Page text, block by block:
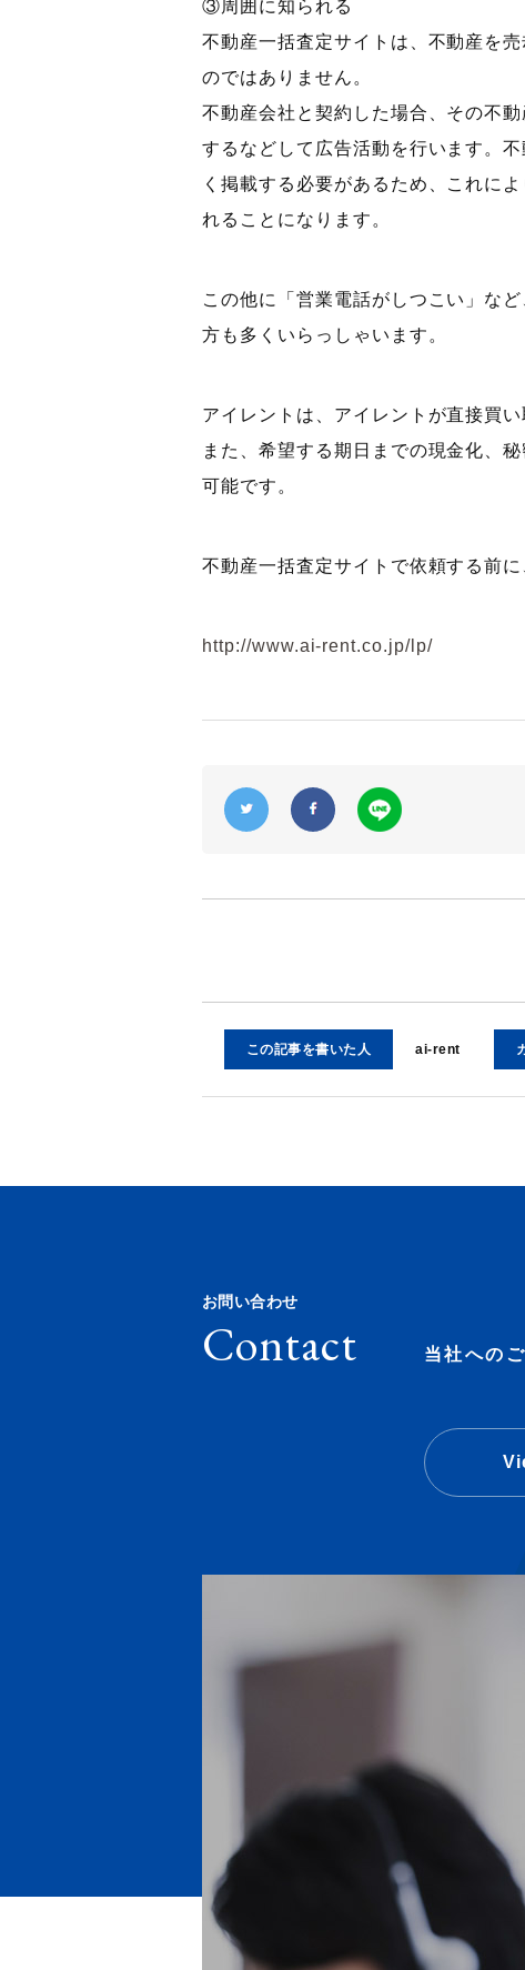
③周囲に知られる
不動産一括査定サイトは、不動産を
のではありません。
不動産会社と契約した場合、その不
するなどして広告活動を行います。
く掲載する必要があるため、これに
れることになります。
この他に「営業電話がしつこい」な
方も多くいらっしゃいます。
アイレントは、アイレントが直接買
また、希望する期日までの現金化、
可能です。
不動産一括査定サイトで依頼する前
http://www.ai-rent.co.jp/lp/
この記事を書いた人 ai-rent
お問い合わせ
Contact 当社への